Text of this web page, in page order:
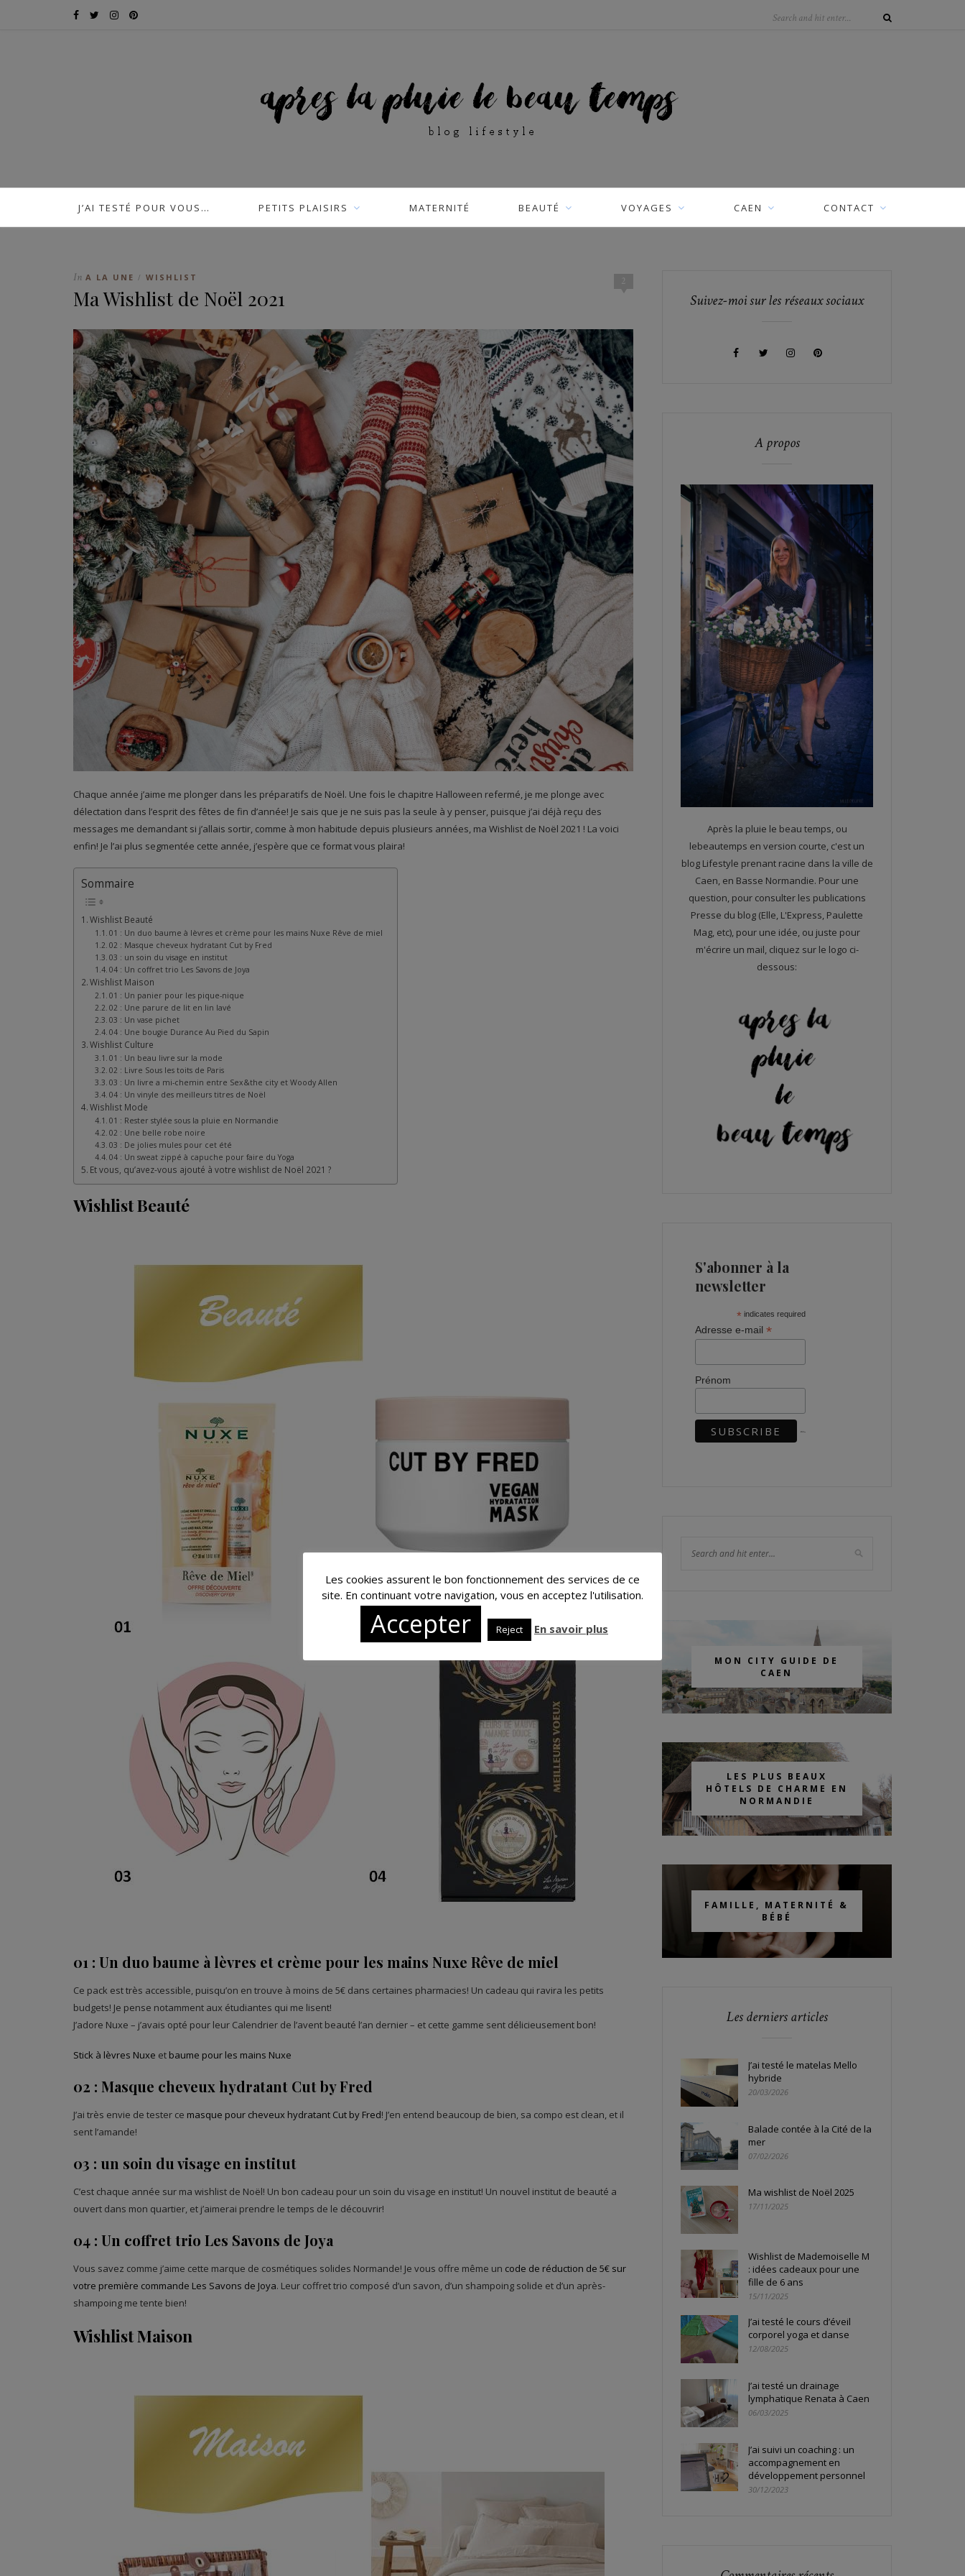
J’AI TESTÉ POUR VOUS… PETITS PLAISIRS MATERNITÉ BEAUTÉ VOYAGES CAEN CONTACT
2
In A LA UNE / WISHLIST
Ma Wishlist de Noël 2021
Chaque année j’aime me plonger dans les préparatifs de Noël. Une fois le chapitre Halloween refermé, je me plonge avec
délectation dans l’esprit des fêtes de fin d’année! Je sais que je ne suis pas la seule à y penser, puisque j’ai déjà reçu des
messages me demandant si j’allais sortir, comme à mon habitude depuis plusieurs années, ma Wishlist de Noël 2021 ! La voici
enfin! Je l’ai plus segmentée cette année, j’espère que ce format vous plaira!
Sommaire
Wishlist Beauté
01 : Un duo baume à lèvres et crème pour les mains Nuxe Rêve de miel
02 : Masque cheveux hydratant Cut by Fred
03 : un soin du visage en institut
04 : Un coffret trio Les Savons de Joya
Wishlist Maison
01 : Un panier pour les pique-nique
02 : Une parure de lit en lin lavé
03 : Un vase pichet
04 : Une bougie Durance Au Pied du Sapin
Wishlist Culture
01 : Un beau livre sur la mode
02 : Livre Sous les toits de Paris
03 : Un livre a mi-chemin entre Sex&the city et Woody Allen
04 : Un vinyle des meilleurs titres de Noël
Wishlist Mode
01 : Rester stylée sous la pluie en Normandie
02 : Une belle robe noire
03 : De jolies mules pour cet été
04 : Un sweat zippé à capuche pour faire du Yoga
Et vous, qu’avez-vous ajouté à votre wishlist de Noël 2021 ?
Wishlist Beauté
01 : Un duo baume à lèvres et crème pour les mains Nuxe Rêve de miel
Ce pack est très accessible, puisqu’on en trouve à moins de 5€ dans certaines pharmacies! Un cadeau qui ravira les petits
budgets! Je pense notamment aux étudiantes qui me lisent!
J’adore Nuxe – j’avais opté pour leur Calendrier de l’avent beauté l’an dernier – et cette gamme sent délicieusement bon!
Stick à lèvres Nuxe et baume pour les mains Nuxe
02 : Masque cheveux hydratant Cut by Fred
J’ai très envie de tester ce masque pour cheveux hydratant Cut by Fred! J’en entend beaucoup de bien, sa compo est clean, et il
sent l’amande!
03 : un soin du visage en institut
C’est chaque année sur ma wishlist de Noël! Un bon cadeau pour un soin du visage en institut! Un nouvel institut de beauté a
ouvert dans mon quartier, et j’aimerai prendre le temps de le découvrir!
04 : Un coffret trio Les Savons de Joya
Vous savez comme j’aime cette marque de cosmétiques solides Normande! Je vous offre même un code de réduction de 5€ sur
votre première commande Les Savons de Joya. Leur coffret trio composé d’un savon, d’un shampoing solide et d’un après-
shampoing me tente bien!
Wishlist Maison
Suivez-moi sur les réseaux sociaux
A propos
Après la pluie le beau temps, ou
lebeautemps en version courte, c'est un
blog Lifestyle prenant racine dans la ville de
Caen, en Basse Normandie. Pour une
question, pour consulter les publications
Presse du blog (Elle, L'Express, Paulette
Mag, etc), pour une idée, ou juste pour
m'écrire un mail, cliquez sur le logo ci-
dessous:
S'abonner à la
newsletter
* indicates required
Adresse e-mail *
Prénom
MON CITY GUIDE DE
CAEN
LES PLUS BEAUX
HÔTELS DE CHARME EN
NORMANDIE
FAMILLE, MATERNITÉ &
BÉBÉ
Les derniers articles
J’ai testé le matelas Mello
hybride
20/03/2026
Balade contée à la Cité de la
mer
07/02/2026
Ma wishlist de Noël 2025
17/11/2025
Wishlist de Mademoiselle M
: idées cadeaux pour une
fille de 6 ans
15/11/2025
J’ai testé le cours d’éveil
corporel yoga et danse
12/08/2025
J’ai testé un drainage
lymphatique Renata à Caen
06/03/2025
J’ai suivi un coaching : un
accompagnement en
développement personnel
30/12/2023
Les cookies assurent le bon fonctionnement des services de ce
site. En continuant votre navigation, vous en acceptez l'utilisation.
Accepter Reject En savoir plus